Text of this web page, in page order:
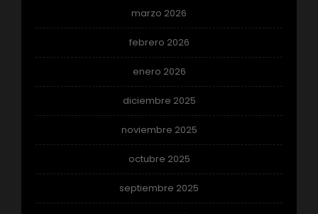
marzo 2026
febrero 2026
enero 2026
diciembre 2025
noviembre 2025
octubre 2025
septiembre 2025